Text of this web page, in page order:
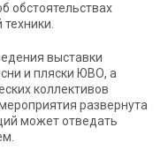
обстоятельствах
выставки
и пляски ЮВО, а
коллективов
развернута
может отведать